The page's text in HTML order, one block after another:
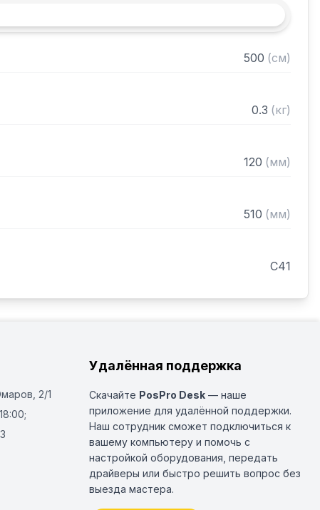
500 (см)
0.3 (кг)
120 (мм)
510 (мм)
C41
2/1
Удалённая поддержка
Скачайте PosPro Desk — наше
приложение для удалённой поддержки.
Наш сотрудник сможет подключиться к
вашему компьютеру и помочь с
настройкой оборудования, передать
драйверы или быстро решить вопрос без
выезда мастера.